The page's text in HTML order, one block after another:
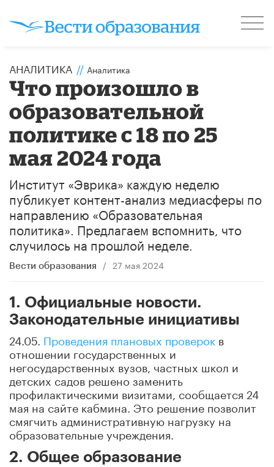
АНАЛИТИКА // Аналитика
Что произошло в
образовательной
политике с 18 по 25
мая 2024 года
Институт «Эврика» каждую неделю
публикует контент-анализ медиасферы по
направлению «Образовательная
политика». Предлагаем вспомнить, что
случилось на прошлой неделе.
Вести образования / 27 мая 2024
1. Официальные новости.
Законодательные инициативы
24.05. Проведения плановых проверок в
отношении государственных и
негосударственных вузов, частных школ и
детских садов решено заменить
профилактическими визитами, сообщается 24
мая на сайте кабмина. Это решение позволит
смягчить административную нагрузку на
образовательные учреждения.
2. Общее образование